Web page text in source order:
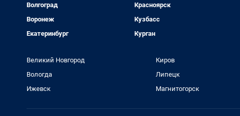
Волгоград
Воронеж
Екатеринбург
Красноярск
Кузбасс
Курган
Великий Новгород
Вологда
Ижевск
Киров
Липецк
Магнитогорск